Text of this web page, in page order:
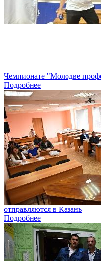
Чемпионате "Молодве
Подробнее
отправляются в Казань
Подробнее